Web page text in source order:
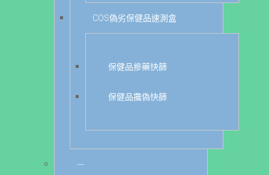
COS偽劣保健品速測盒
保健品摻藥快篩
保健品攙偽快篩
---